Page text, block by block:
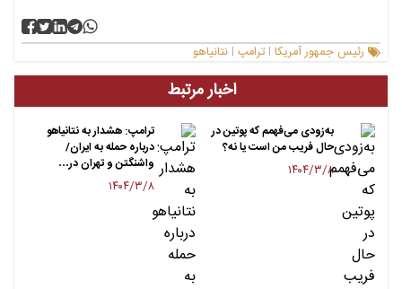
رئیس جمهور آمریکا | ترامپ | نتانیاهو
اخبار مرتبط
به‌زودی می‌فهمم که پوتین در
حال فریب من است یا نه؟
۱۴۰۴/۳/۸
ترامپ: هشدار به نتانیاهو
درباره حمله به ایران/
واشنگتن و تهران در…
۱۴۰۴/۳/۸